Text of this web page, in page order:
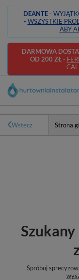
DEANTE-
- WSZYSTKIE
ABY
DARMOWA
OD 200 ZŁ-
Wstecz Strona
Spróbuj